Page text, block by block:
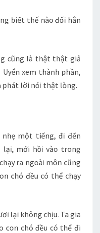
biết thế nào đối hắn
cũng là thật thật giả
Uyển xem thành phần,
phát lời nói thật lòng.
một tiếng, đi đến
lại, mới hồi vào trong
ra ngoài môn cũng
chó đều có thể chạy
lại không chịu. Ta gia
con chó đều có thể đi